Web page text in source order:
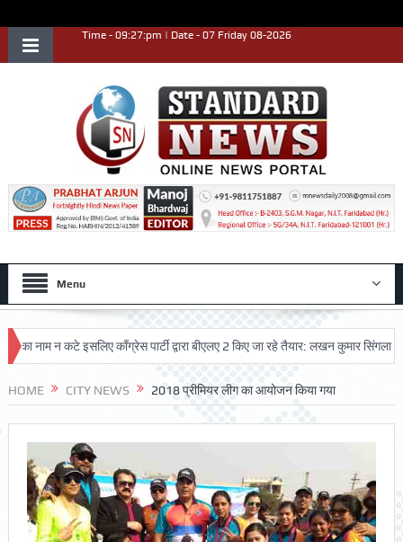
Time - 09:27:pm | Date - 07 Friday 08-2026
Menu
न कटे इसलिए काँग्रेस पार्टी द्वारा बीएलए 2 किए जा रहे तैयार: लखन कुमार सिंगला
HOME CITY NEWS 2018 प्रीमियर लीग का आयोजन किया गया